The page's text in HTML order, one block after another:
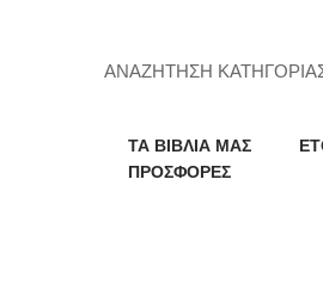
ΑΝΑΖΗΤΗΣΗ
ΤΑ ΒΙΒΛΙΑ ΜΑΣ
ΠΡΟΣΦΟΡΕΣ